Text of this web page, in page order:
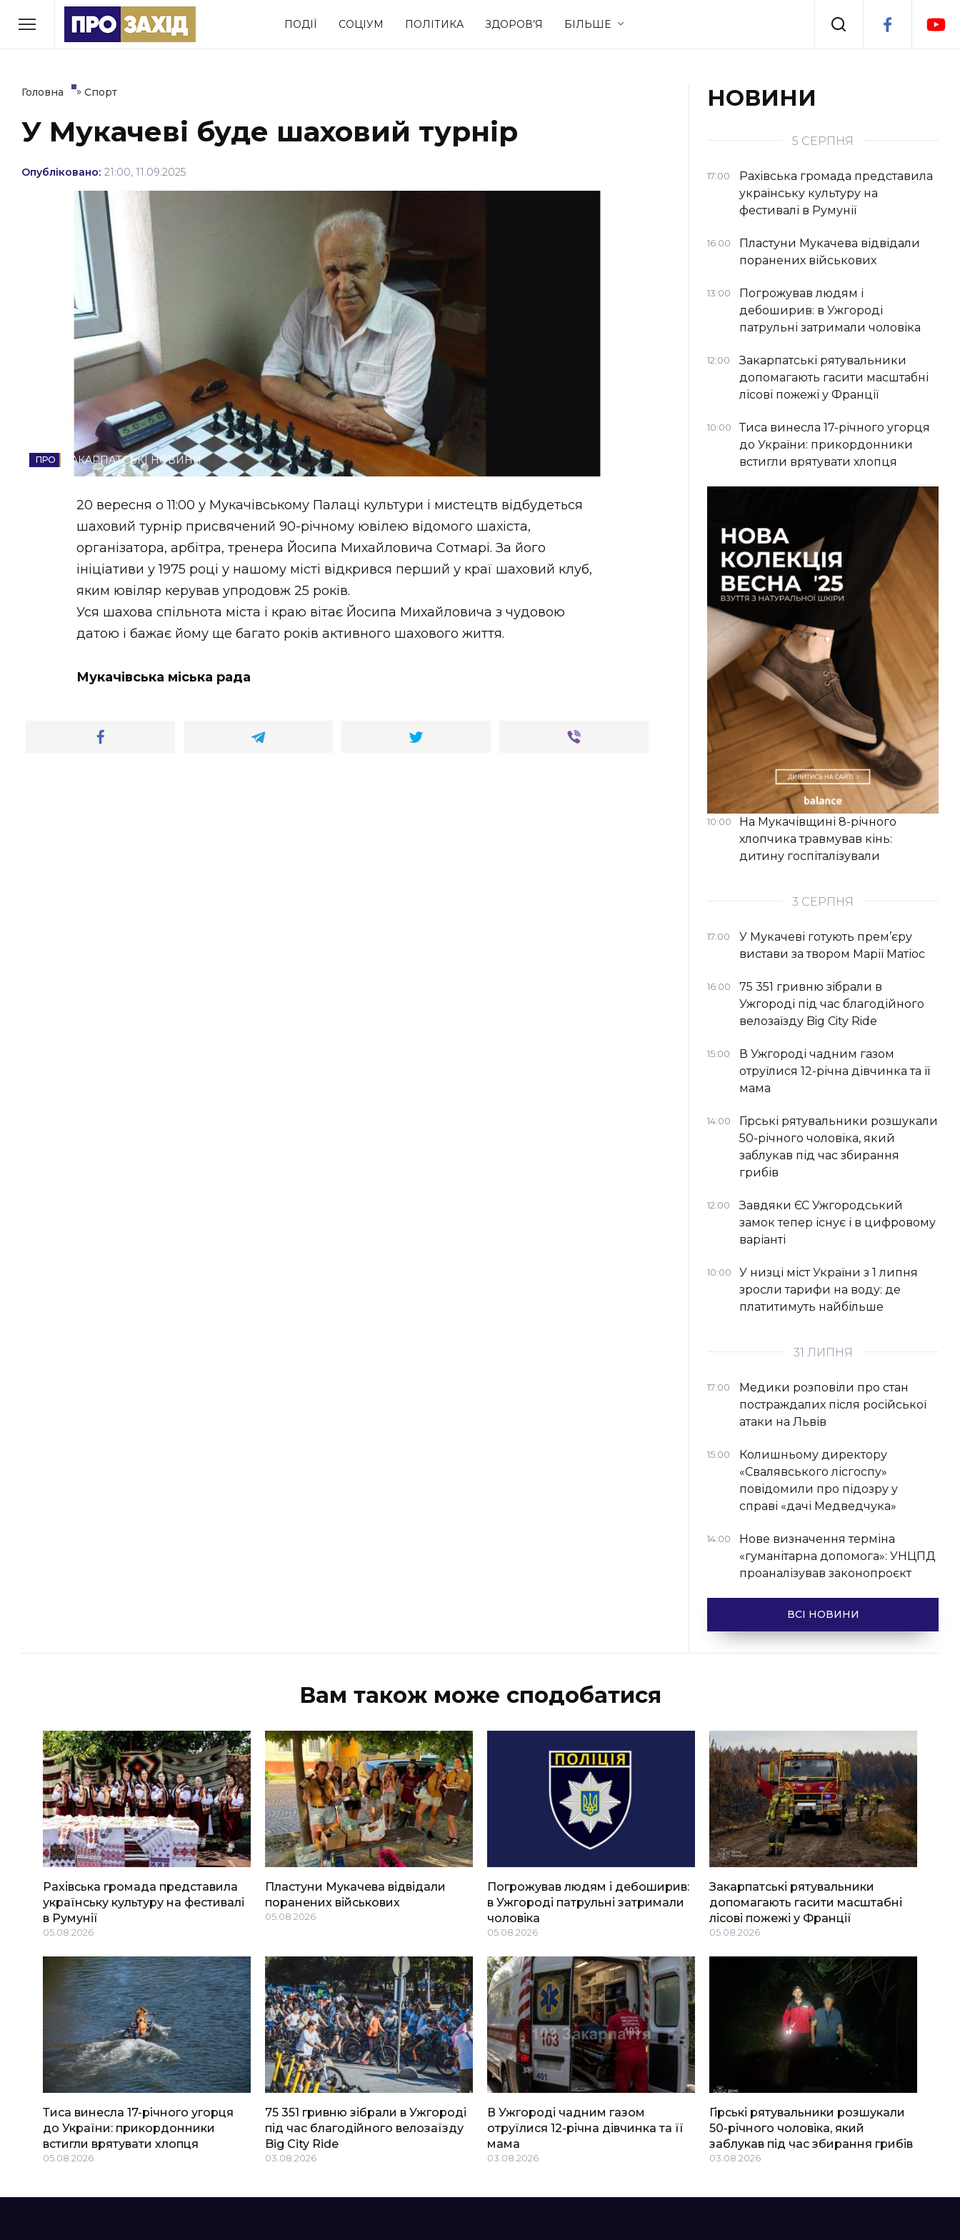
ПОДІЇ СОЦІУМ ПОЛІТИКА ЗДОРОВ’Я БІЛЬШЕ
РУБРИКИ
Економіка Події
Політика Соціум Спорт
(відеоверсія)
ЗАКАРПАТСЬКІ НОВИНИ
НОВИНИ ЗАХІДНОЇ УКРАЇНИ
ФОТО
Головна » Спорт
У Мукачеві буде шаховий турнір
Опубліковано: 21:00, 11.09.2025
ЗАКАРПАТСЬКІ НОВИНИ
20 вересня о 11:00 у Мукачівському Палаці культури і мистецтв відбудеться
шаховий турнір присвячений 90-річному ювілею відомого шахіста,
організатора, арбітра, тренера Йосипа Михайловича Сотмарі. За його
ініціативи у 1975 році у нашому місті відкрився перший у краї шаховий клуб,
яким ювіляр керував упродовж 25 років.
Уся шахова спільнота міста і краю вітає Йосипа Михайловича з чудовою
датою і бажає йому ще багато років активного шахового життя.
Мукачівська міська рада
НОВИНИ
5 СЕРПНЯ
17:00
Рахівська громада представила
українську культуру на
фестивалі в Румунії
16:00
Пластуни Мукачева відвідали
поранених військових
13:00
Погрожував людям і
дебоширив: в Ужгороді
патрульні затримали чоловіка
12:00
Закарпатські рятувальники
допомагають гасити масштабні
лісові пожежі у Франції
10:00
Тиса винесла 17-річного угорця
до України: прикордонники
встигли врятувати хлопця
10:00
На Мукачівщині 8-річного
хлопчика травмував кінь:
дитину госпіталізували
3 СЕРПНЯ
17:00
У Мукачеві готують прем’єру
вистави за твором Марії Матіос
16:00
75 351 гривню зібрали в
Ужгороді під час благодійного
велозаїзду Big Сity Ride
15:00
В Ужгороді чадним газом
отруїлися 12-річна дівчинка та її
мама
14:00
Гірські рятувальники розшукали
50-річного чоловіка, який
заблукав під час збирання
грибів
12:00
Завдяки ЄС Ужгородський
замок тепер існує і в цифровому
варіанті
10:00
У низці міст України з 1 липня
зросли тарифи на воду: де
платитимуть найбільше
31 ЛИПНЯ
17:00
Медики розповіли про стан
постраждалих після російської
атаки на Львів
15:00
Колишньому директору
«Свалявського лісгоспу»
повідомили про підозру у
справі «дачі Медведчука»
14:00
Нове визначення терміна
«гуманітарна допомога»: УНЦПД
проаналізував законопроєкт
ВСІ НОВИНИ
Вам також може сподобатися
Рахівська громада представила
українську культуру на фестивалі
в Румунії
05.08.2026
Пластуни Мукачева відвідали
поранених військових
05.08.2026
Погрожував людям і дебоширив:
в Ужгороді патрульні затримали
чоловіка
05.08.2026
Закарпатські рятувальники
допомагають гасити масштабні
лісові пожежі у Франції
05.08.2026
Тиса винесла 17-річного угорця
до України: прикордонники
встигли врятувати хлопця
05.08.2026
75 351 гривню зібрали в Ужгороді
під час благодійного велозаїзду
Big Сity Ride
03.08.2026
В Ужгороді чадним газом
отруїлися 12-річна дівчинка та її
мама
03.08.2026
Гірські рятувальники розшукали
50-річного чоловіка, який
заблукав під час збирання грибів
03.08.2026